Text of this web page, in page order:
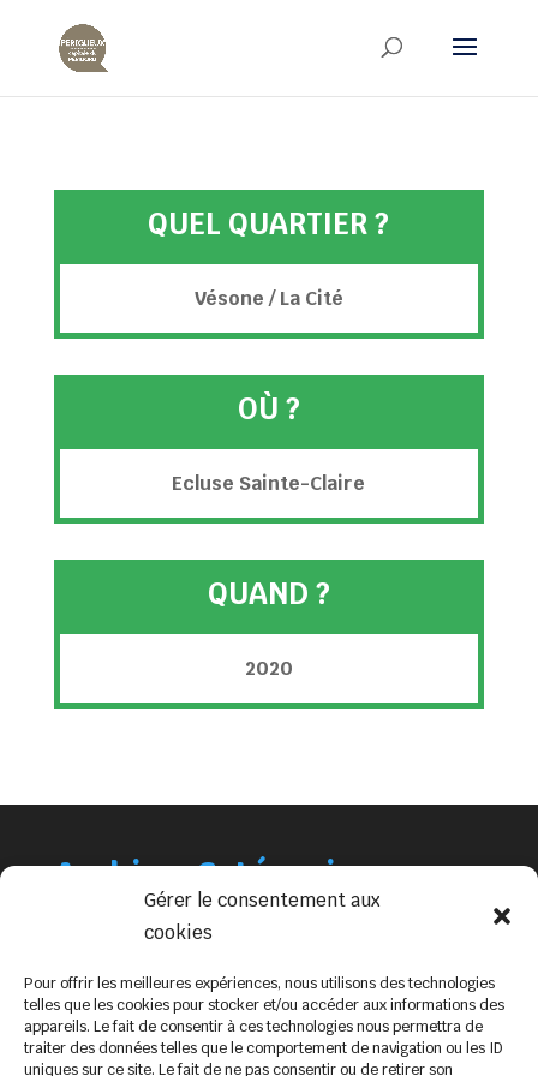
Gérer le consentement aux
cookies
Pour offrir les meilleures expériences, nous utilisons des technologies
telles que les cookies pour stocker et/ou accéder aux informations des
appareils. Le fait de consentir à ces technologies nous permettra de
traiter des données telles que le comportement de navigation ou les ID
uniques sur ce site. Le fait de ne pas consentir ou de retirer son
QUEL QUARTIER ?
Vésone / La Cité
OÙ ?
Ecluse Sainte-Claire
QUAND ?
2020
ArchivesCatégories